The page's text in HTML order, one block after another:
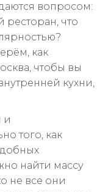
вопросом:
ресторан, что
как
чтобы вы
кухни,
и
того, как
найти массу
не все они